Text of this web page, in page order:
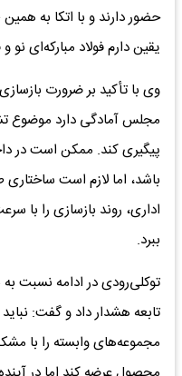
حضور دارند و با اتکا به
یقین دارم فولاد مبارکه‌ای
وی با تأکید بر ضرورت
مجلس آمادگی دارد موضوع
پیگیری کند. ممکن است در
باشد، اما لازم است
اداری، روند بازسازی را با
ببرد.
توکلی‌رودی در ادامه نسبت
تابعه هشدار داد و گفت:
مجموعه‌های وابسته را با